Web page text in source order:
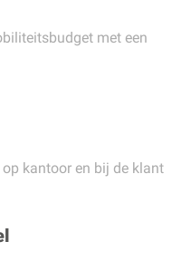
met een
kantoor en bij de klant